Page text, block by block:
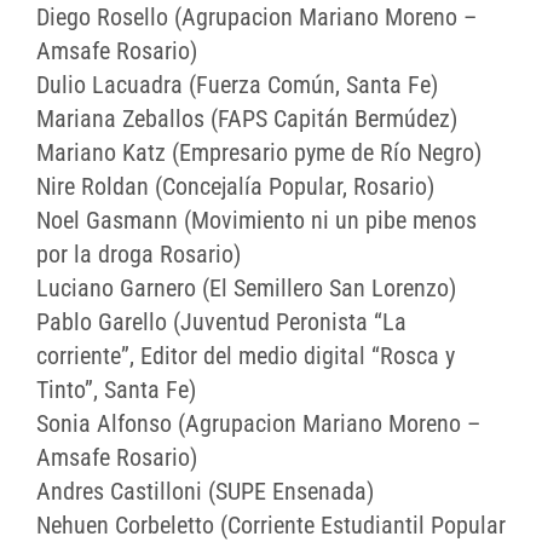
Diego Rosello (Agrupacion Mariano Moreno –
Amsafe Rosario)
Dulio Lacuadra (Fuerza Común, Santa Fe)
Mariana Zeballos (FAPS Capitán Bermúdez)
Mariano Katz (Empresario pyme de Río Negro)
Nire Roldan (Concejalía Popular, Rosario)
Noel Gasmann (Movimiento ni un pibe menos
por la droga Rosario)
Luciano Garnero (El Semillero San Lorenzo)
Pablo Garello (Juventud Peronista “La
corriente”, Editor del medio digital “Rosca y
Tinto”, Santa Fe)
Sonia Alfonso (Agrupacion Mariano Moreno –
Amsafe Rosario)
Andres Castilloni (SUPE Ensenada)
Nehuen Corbeletto (Corriente Estudiantil Popular